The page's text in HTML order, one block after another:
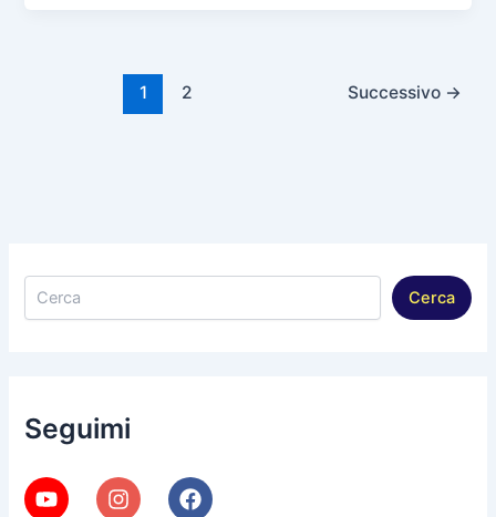
1 2 Successivo →
Cerca
Cerca
Seguimi